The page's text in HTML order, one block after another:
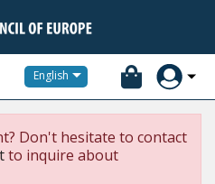
English
Don't hesitate to contact
to inquire about